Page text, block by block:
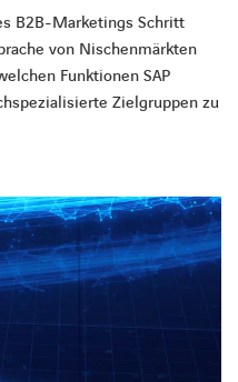
B2B-Marketings Schritt
von Nischenmärkten
Funktionen SAP
Zielgruppen zu